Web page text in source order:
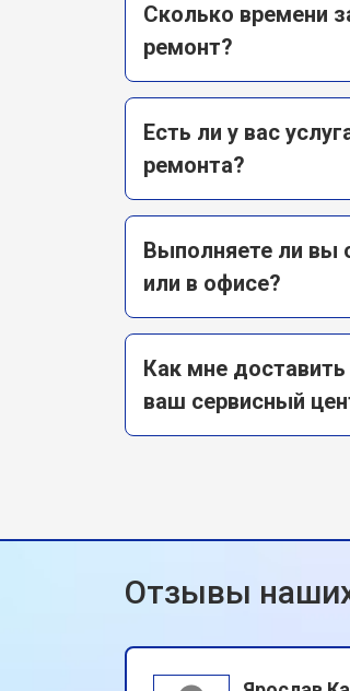
Сколько времени
ремонт?
Есть ли у вас
ремонта?
Выполняете ли вы
или в офисе?
Как мне
ваш сервисный
Отзывы